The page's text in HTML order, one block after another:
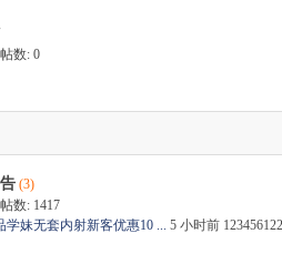
帖数: 0
(3)
帖数: 1417
学妹无套内射新客优惠10 ... 5 小时前